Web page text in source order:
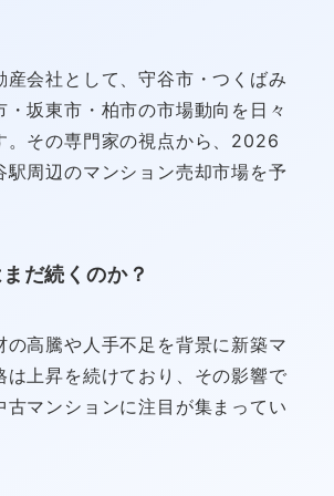
産会社として、守谷市・つくばみ
・坂東市・柏市の市場動向を日々
。その専門家の視点から、2026
駅周辺のマンション売却市場を予
だ続くのか？
の高騰や人手不足を背景に新築マ
は上昇を続けており、その影響で
古マンションに注目が集まってい